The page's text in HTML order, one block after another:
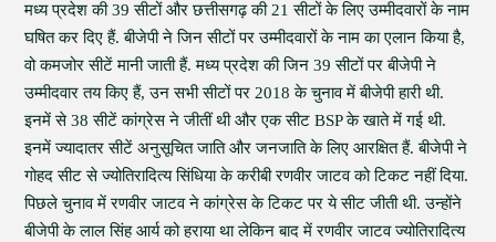
मध्य प्रदेश की 39 सीटों और छत्तीसगढ़ की 21 सीटों के लिए उम्मीदवारों के नाम
घषित कर दिए हैं. बीजेपी ने जिन सीटों पर उम्मीदवारों के नाम का एलान किया है,
वो कमजोर सीटें मानी जाती हैं. मध्य प्रदेश की जिन 39 सीटों पर बीजेपी ने
उम्मीदवार तय किए हैं, उन सभी सीटों पर 2018 के चुनाव में बीजेपी हारी थी.
इनमें से 38 सीटें कांग्रेस ने जीतीं थी और एक सीट BSP के खाते में गई थी.
इनमें ज्यादातर सीटें अनुसूचित जाति और जनजाति के लिए आरक्षित हैं. बीजेपी ने
गोहद सीट से ज्योतिरादित्य सिंधिया के करीबी रणवीर जाटव को टिकट नहीं दिया.
पिछले चुनाव में रणवीर जाटव ने कांग्रेस के टिकट पर ये सीट जीती थी. उन्होंने
बीजेपी के लाल सिंह आर्य को हराया था लेकिन बाद में रणवीर जाटव ज्योतिरादित्य